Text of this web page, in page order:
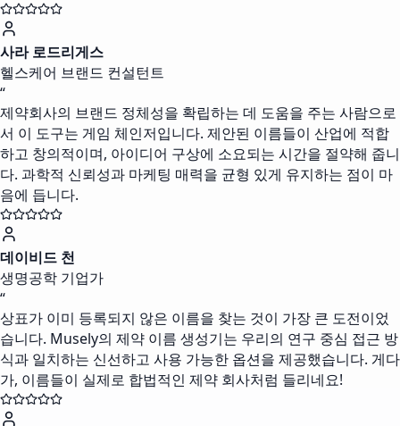
사라 로드리게스
헬스케어 브랜드 컨설턴트
“
제약회사의 브랜드 정체성을 확립하는 데 도움을 주는 사람으로
서 이 도구는 게임 체인저입니다. 제안된 이름들이 산업에 적합
하고 창의적이며, 아이디어 구상에 소요되는 시간을 절약해 줍니
다. 과학적 신뢰성과 마케팅 매력을 균형 있게 유지하는 점이 마
음에 듭니다.
데이비드 천
생명공학 기업가
“
상표가 이미 등록되지 않은 이름을 찾는 것이 가장 큰 도전이었
습니다. Musely의 제약 이름 생성기는 우리의 연구 중심 접근 방
식과 일치하는 신선하고 사용 가능한 옵션을 제공했습니다. 게다
가, 이름들이 실제로 합법적인 제약 회사처럼 들리네요!